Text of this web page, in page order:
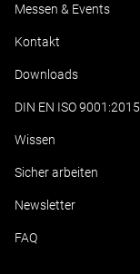
Messen & Events
Kontakt
Downloads
DIN EN ISO 9001:2015
Wissen
Sicher arbeiten
Newsletter
FAQ